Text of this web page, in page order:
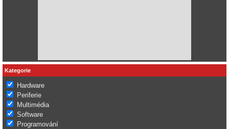
Kategorie
Hardware
Periferie
Multimédia
Software
Programování